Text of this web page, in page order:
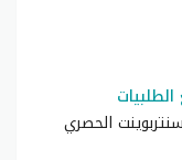
الحصري